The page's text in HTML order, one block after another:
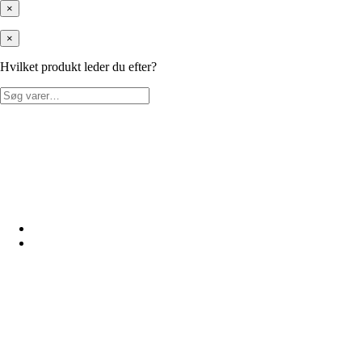
×
×
Hvilket produkt leder du efter?
Søg
efter: